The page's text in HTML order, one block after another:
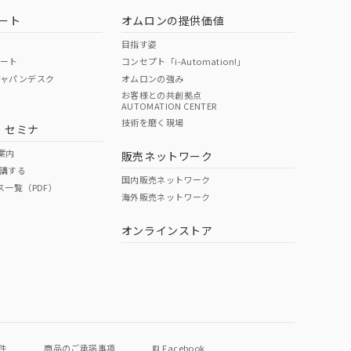
O O
ト
ト
パンデスク
セミナ
内
する
覧（PDF）
オムロンの提供価値
目指す姿
コンセプト「i-Automation!」
オムロンの強み
お客様との共創拠点
AUTOMATION CENTER
技術を磨く現場
販売ネットワーク
国内販売ネットワーク
海外販売ネットワーク
オンラインストア
商品のご承諾事項 Facebook